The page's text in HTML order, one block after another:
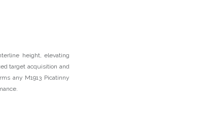
height, elevating
target acquisition and
any M1913 Picatinny